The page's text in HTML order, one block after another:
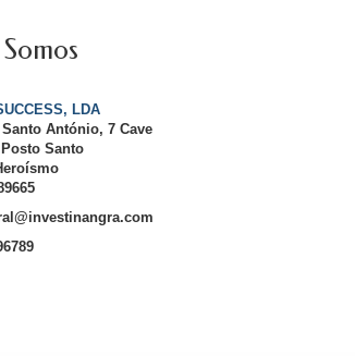
LDA
António, 7 Cave
Posto Santo